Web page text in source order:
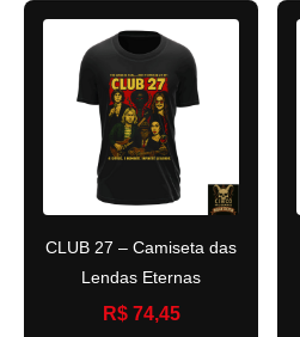
CLUB 27 – Camiseta das
Lendas Eternas
R$ 74,45